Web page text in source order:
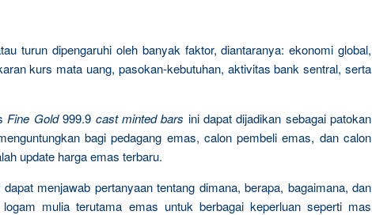
turun dipengaruhi oleh banyak faktor, diantaranya: ekonomi global,
kurs mata uang, pasokan-kebutuhan, aktivitas bank sentral, serta
Fine Gold999.9 cast minted bars ini dapat dijadikan sebagai patokan
bagi pedagang emas, calon pembeli emas, dan calon
update harga emas terbaru.
menjawab pertanyaan tentang dimana, berapa, bagaimana, dan
logam mulia terutama emas untuk berbagai keperluan seperti mas